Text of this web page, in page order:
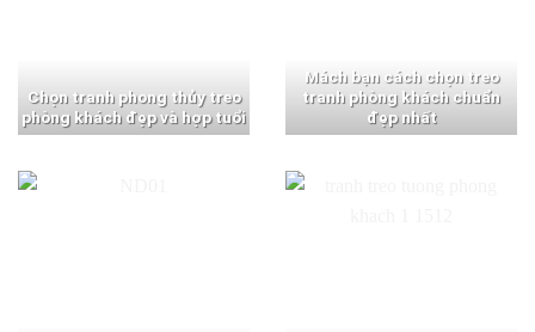
Chọn tranh phong thủy treo
phòng khách đẹp và hợp tuổi
Mách bạn cách chọn treo
tranh phòng khách chuẩn
đẹp nhất